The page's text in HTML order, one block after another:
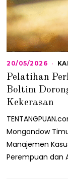
20/05/2026
/
0
/
0
6
Pelatihan
Boltim
Kekerasan
Mongondow
Manajemen
Perempuan dan